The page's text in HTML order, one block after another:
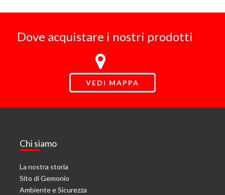
Dove acquistare i nostri prodotti
VEDI MAPPA
Chi siamo
La nostra storia
Sito di Gemonio
Ambiente e Sicurezza